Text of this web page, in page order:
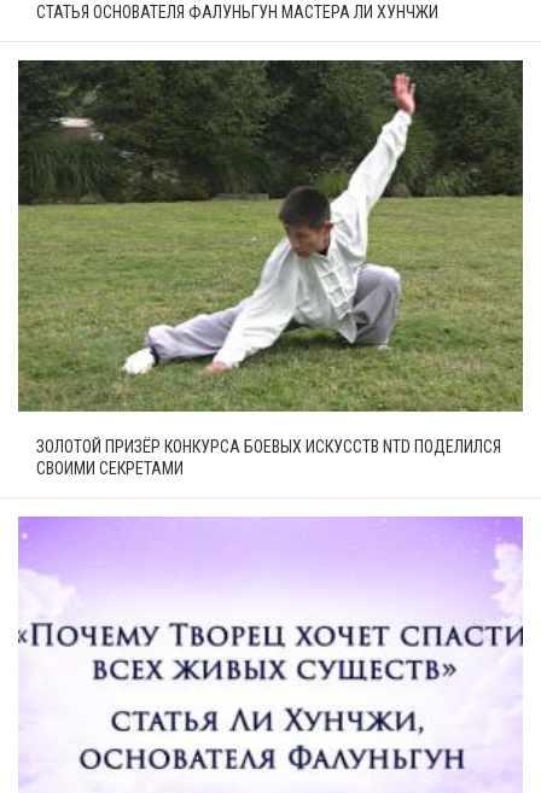
СТАТЬЯ ОСНОВАТЕЛЯ ФАЛУНЬГУН МАСТЕРА ЛИ ХУНЧЖИ
ЗОЛОТОЙ ПРИЗЁР КОНКУРСА БОЕВЫХ ИСКУССТВ NTD ПОДЕЛИЛСЯ
СВОИМИ СЕКРЕТАМИ